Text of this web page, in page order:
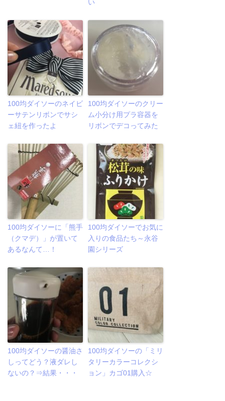
い
100均ダイソーのネイビ
ーサテンリボンでサシ
ェ紐を作ったよ
100均ダイソーのクリー
ム小分け用プラ容器を
リボンでデコってみた
100均ダイソーに「熊手
（クマデ）」が置いて
あるなんて…！
100均ダイソーでお気に
入りの食品たち～永谷
園シリーズ
100均ダイソーの醤油さ
しってどう？液ダレし
ないの？⇒結果・・・
100均ダイソーの「ミリ
タリーカラーコレクシ
ョン」カゴ01購入☆